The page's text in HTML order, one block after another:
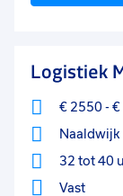
Logistiek
€ 2550- €
Naaldwijk
32 tot 40
Vast